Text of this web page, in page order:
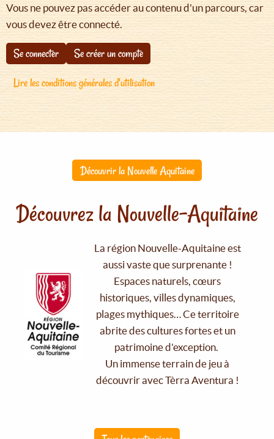
Vous ne pouvez pas accéder au contenu d'un parcours, car
vous devez être connecté.
Se connecter
Se créer un compte
Lire les conditions générales d'utilisation
Découvrir la Nouvelle Aquitaine
Découvrez la Nouvelle-Aquitaine
La région Nouvelle-Aquitaine est
aussi vaste que surprenante !
Espaces naturels, cœurs
historiques, villes dynamiques,
plages mythiques… Ce territoire
abrite des cultures fortes et un
patrimoine d'exception.
Un immense terrain de jeu à
découvrir avec Tèrra Aventura !